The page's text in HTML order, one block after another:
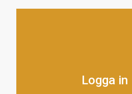
Logga in